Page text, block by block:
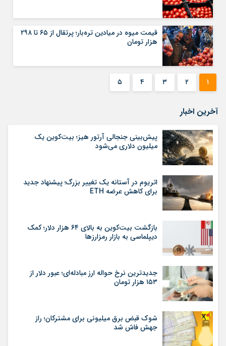
قیمت میوه در میادین تره‌بار؛ پرتقال از ۶۵ تا ۲۹۸
هزار تومان
۱ ۲ ۳ ۴ ۵
آخرین اخبار
پیش‌بینی جنجالی آرتور هیز؛ بیت‌کوین یک
میلیون دلاری می‌شود
اتریوم در آستانه یک تغییر بزرگ؛ پیشنهاد جدید
برای کاهش عرضه ETH
بازگشت بیت‌کوین به بالای ۶۴ هزار دلار؛ کمک
دیپلماسی به بازار رمزارزها
جدیدترین نرخ حواله ارز مبادله‌ای؛ عبور دلار از
۱۵۳ هزار تومان
شوک قبض برق میلیونی برای مشترکان؛ راز
جهش فاش شد